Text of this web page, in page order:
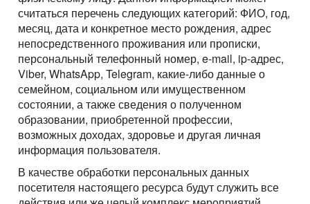
считаться перечень следующих категорий: ФИО, год,
месяц, дата и конкретное место рождения, адрес
непосредственного проживания или прописки,
персональный телефонный номер, e-mail, ip-адрес,
Viber, WhatsApp, Telegram, какие-либо данные о
семейном, социальном или имущественном
состоянии, а также сведения о полученном
образовании, приобретенной профессии,
возможных доходах, здоровье и другая личная
информация пользователя.
В качестве обработки персональных данных
посетителя настоящего ресурса будут служить все